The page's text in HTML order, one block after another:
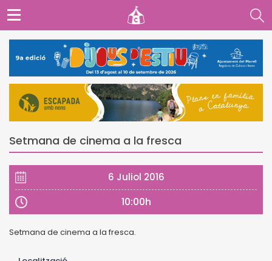
Setmana de cinema a la fresca
6 Juliol 2016
10:00h
Setmana de cinema a la fresca.